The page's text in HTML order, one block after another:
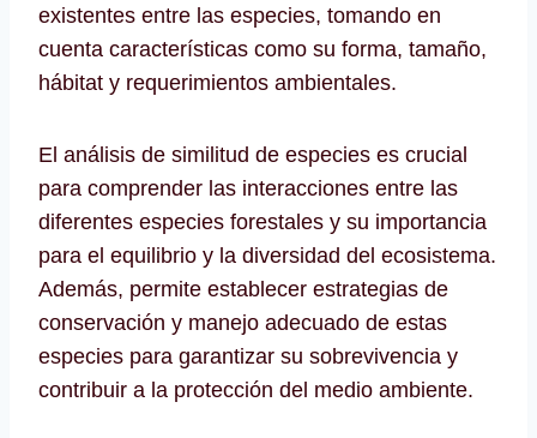
existentes entre las especies, tomando en
cuenta características como su forma, tamaño,
hábitat y requerimientos ambientales.
El análisis de similitud de especies es crucial
para comprender las interacciones entre las
diferentes especies forestales y su importancia
para el equilibrio y la diversidad del ecosistema.
Además, permite establecer estrategias de
conservación y manejo adecuado de estas
especies para garantizar su sobrevivencia y
contribuir a la protección del medio ambiente.